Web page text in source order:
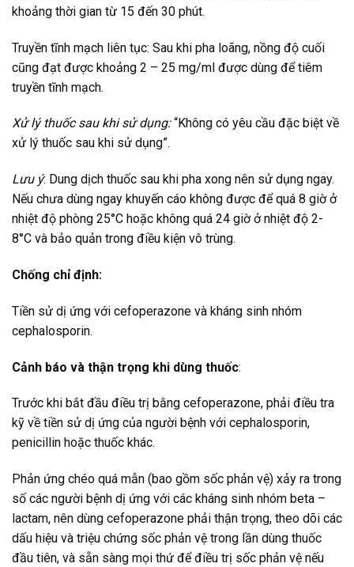
khoảng thời gian từ 15 đến 30 phút.
Truyền tĩnh mạch liên tục: Sau khi pha loãng, nồng độ cuối
cũng đạt được khoảng 2 – 25 mg/ml được dùng để tiêm
truyền tĩnh mạch.
Xử lý thuốc sau khi sử dụng:“Không có yêu cầu đặc biệt về
xử lý thuốc sau khi sử dụng”.
Lưu ý: Dung dịch thuốc sau khi pha xong nên sử dụng ngay.
Nếu chưa dùng ngay khuyến cáo không được để quá 8 giờ ở
nhiệt độ phòng 25°C hoặc không quá 24 giờ ở nhiệt độ 2-
8°C và bảo quản trong điều kiện vô trùng.
Chống chỉ định:
Tiền sử dị ứng với cefoperazone và kháng sinh nhóm
cephalosporin.
Cảnh báo và thận trọng khi dùng thuốc:
Trước khi bắt đầu điều trị bằng cefoperazone, phải điều tra
kỹ về tiền sử dị ứng của người bệnh với cephalosporin,
penicillin hoặc thuốc khác.
Phản ứng chéo quá mẫn (bao gồm sốc phản vệ) xảy ra trong
số các người bệnh dị ứng với các kháng sinh nhóm beta –
lactam, nên dùng cefoperazone phải thận trọng, theo dõi các
dấu hiệu và triệu chứng sốc phản vệ trong lần dùng thuốc
đầu tiên, và sẵn sàng mọi thứ để điều trị sốc phản vệ nếu